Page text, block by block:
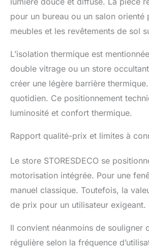
pour un bureau ou un salon
meubles et les revêtements de sol
L’isolation thermique est
double vitrage ou un store
créer une légère barrière
quotidien. Ce positionnement
luminosité et confort thermique.
Rapport qualité-prix et limites à
Le store STORESDECO se
motorisation intégrée. Pour une
manuel classique. Toutefois, la
de prix pour un utilisateur exigeant.
Il convient néanmoins de souligner
régulière selon la fréquence